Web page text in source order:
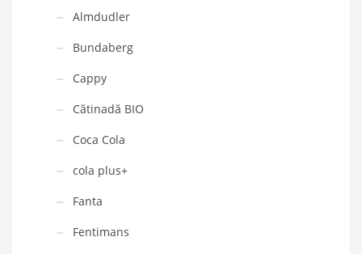
Almdudler
Bundaberg
Cappy
Cătinadă BIO
Coca Cola
cola plus+
Fanta
Fentimans